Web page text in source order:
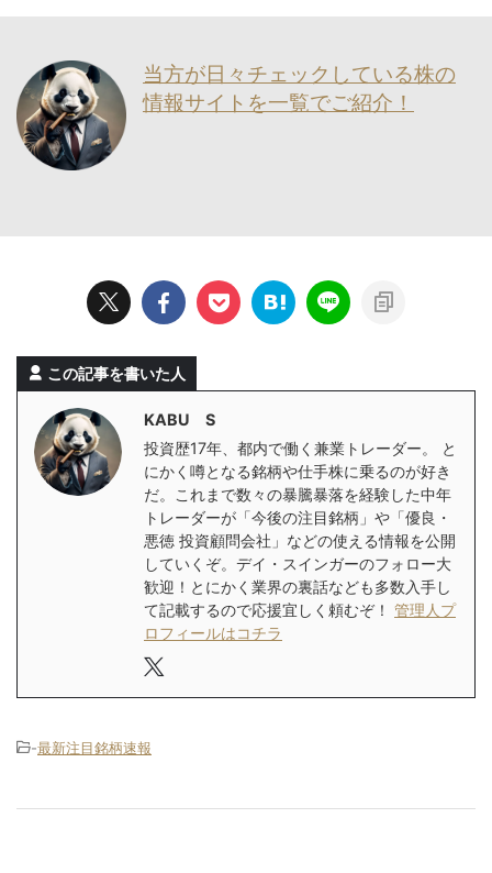
当方が日々チェックしている株の
情報サイトを一覧でご紹介！
この記事を書いた人
KABU S
投資歴17年、都内で働く兼業トレーダー。 と
にかく噂となる銘柄や仕手株に乗るのが好き
だ。これまで数々の暴騰暴落を経験した中年
トレーダーが「今後の注目銘柄」や「優良・
悪徳 投資顧問会社」などの使える情報を公開
していくぞ。デイ・スインガーのフォロー大
歓迎！とにかく業界の裏話なども多数入手し
て記載するので応援宜しく頼むぞ！ 管理人プ
ロフィールはコチラ
-最新注目銘柄速報